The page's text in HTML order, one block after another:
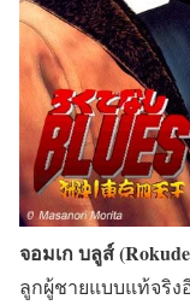
จอมเก บลูส์
ลูกผู้ชายแบบแท้จริง